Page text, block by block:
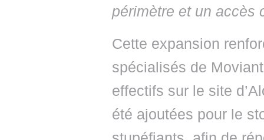
périmètre et un accès
Cette expansion
spécialisés de
effectifs sur le site
été ajoutées pour le